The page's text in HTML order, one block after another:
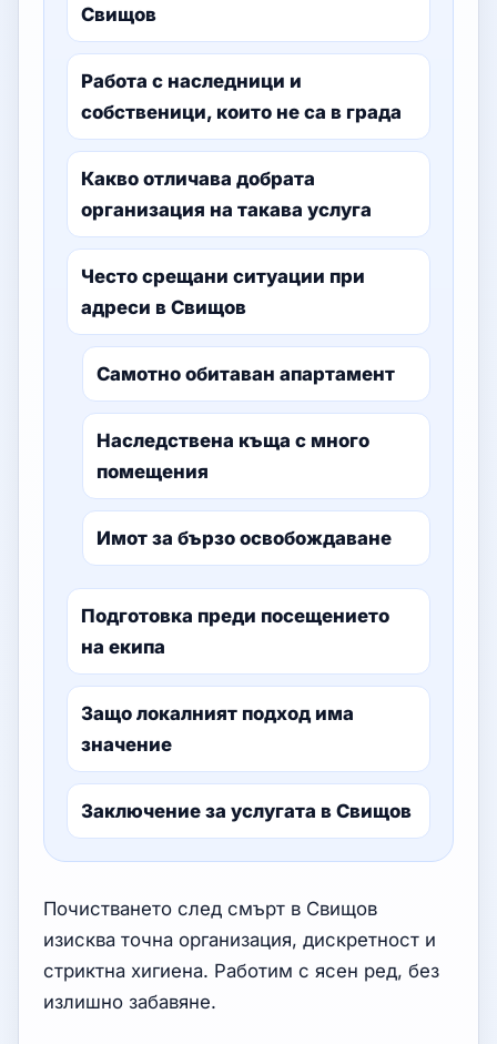
Свищов
Работа с наследници и
собственици, които не са в града
Какво отличава добрата
организация на такава услуга
Често срещани ситуации при
адреси в Свищов
Самотно обитаван апартамент
Наследствена къща с много
помещения
Имот за бързо освобождаване
Подготовка преди посещението
на екипа
Защо локалният подход има
значение
Заключение за услугата в Свищов
Почистването след смърт в Свищов
изисква точна организация, дискретност и
стриктна хигиена. Работим с ясен ред, без
излишно забавяне.